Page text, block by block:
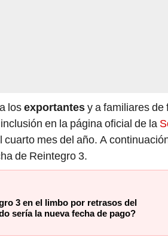
losexportantesy a familiares de
en la página oficial de la
cuarto mes del año. A
de Reintegro 3.
3 en el limbo por retrasos del
sería la nueva fecha de pago?